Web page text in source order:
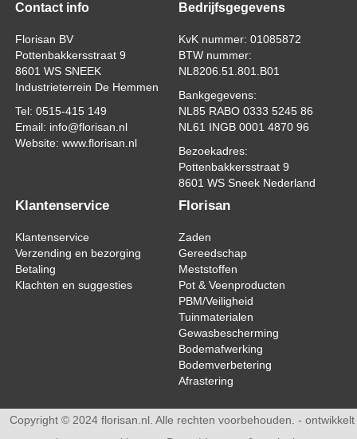
Contact info
Florisan BV
Pottenbakkersstraat 9
8601 WS SNEEK
Industrieterrein De Hemmen
Tel: 0515-415 149
Email: info@florisan.nl
Website: www.florisan.nl
Bedrijfsgegevens
KvK nummer: 01085872
BTW nummer:
NL8206.51.801.B01
Bankgegevens:
NL85 RABO 0333 5245 86
NL61 INGB 0001 4870 96
Bezoekadres:
Pottenbakkersstraat 9
8601 WS Sneek Nederland
Klantenservice
Klantenservice
Verzending en bezorging
Betaling
Klachten en suggesties
Florisan
Zaden
Gereedschap
Meststoffen
Pot & Veenproducten
PBM/Veiligheid
Tuinmaterialen
Gewasbescherming
Bodemafwerking
Bodemverbetering
Afrastering
Copyright © 2024 florisan.nl. Alle rechten voorbehouden. - ontwikkelt